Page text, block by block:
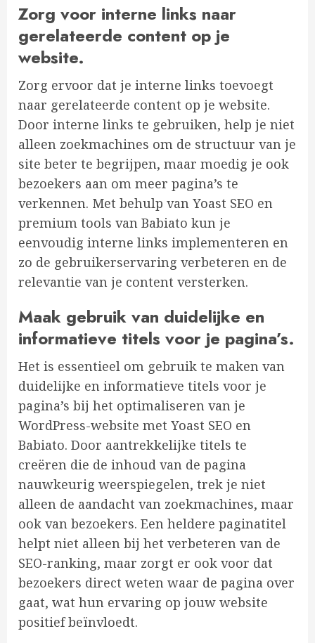
Zorg voor interne links naar
gerelateerde content op je
website.
Zorg ervoor dat je interne links toevoegt
naar gerelateerde content op je website.
Door interne links te gebruiken, help je niet
alleen zoekmachines om de structuur van je
site beter te begrijpen, maar moedig je ook
bezoekers aan om meer pagina’s te
verkennen. Met behulp van Yoast SEO en
premium tools van Babiato kun je
eenvoudig interne links implementeren en
zo de gebruikerservaring verbeteren en de
relevantie van je content versterken.
Maak gebruik van duidelijke en
informatieve titels voor je pagina’s.
Het is essentieel om gebruik te maken van
duidelijke en informatieve titels voor je
pagina’s bij het optimaliseren van je
WordPress-website met Yoast SEO en
Babiato. Door aantrekkelijke titels te
creëren die de inhoud van de pagina
nauwkeurig weerspiegelen, trek je niet
alleen de aandacht van zoekmachines, maar
ook van bezoekers. Een heldere paginatitel
helpt niet alleen bij het verbeteren van de
SEO-ranking, maar zorgt er ook voor dat
bezoekers direct weten waar de pagina over
gaat, wat hun ervaring op jouw website
positief beïnvloedt.